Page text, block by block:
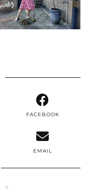
FACEBOOK
EMAIL